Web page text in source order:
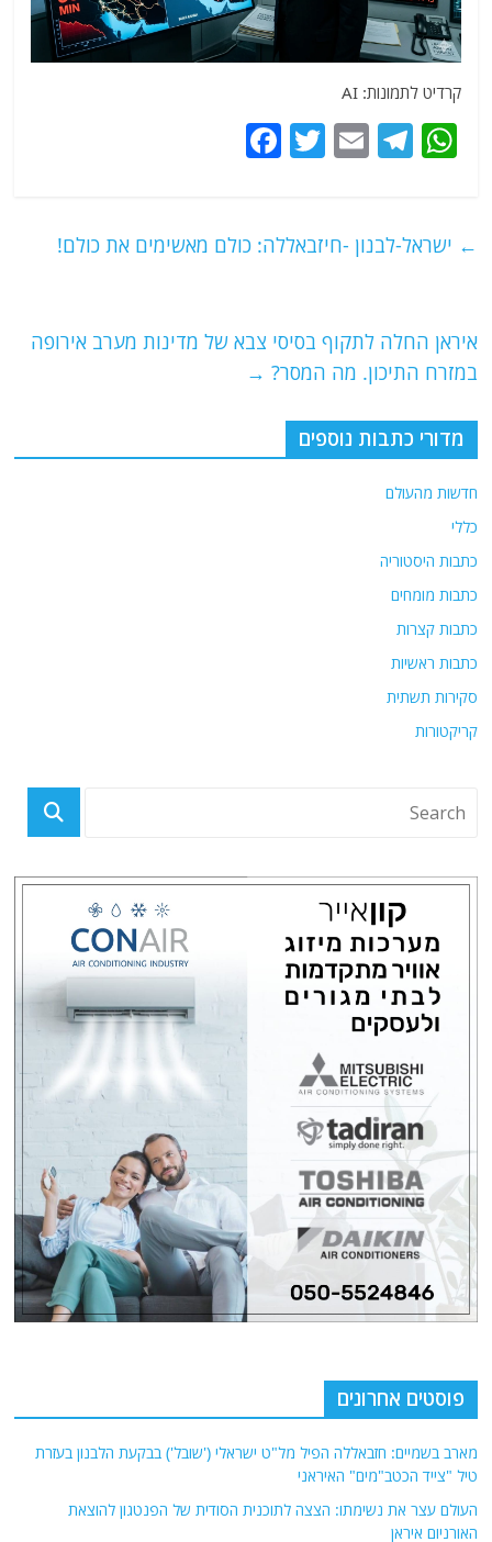
קרדיט לתמונות: AI
W
s
p
T
g
E
l
T
er
e
o
← ישראל-לבנון -חיזבאללה: כולם מאשימים את כולם!
איראן החלה לתקוף בסיסי צבא של מדינות מערב אירופה
במזרח התיכון. מה המסר? →
מדורי כתבות נוספים
חדשות מהעולם
כללי
כתבות היסטוריה
כתבות מומחים
כתבות קצרות
כתבות ראשיות
סקירות תשתית
קריקטורות
פוסטים אחרונים
מארב בשמיים: חזבאללה הפיל מל"ט ישראלי ('שובל') בבקעת הלבנון בעזרת
טיל "צייד הכטב"מים" האיראני
העולם עצר את נשימתו: הצצה לתוכנית הסודית של הפנטגון להוצאת
האורניום איראן